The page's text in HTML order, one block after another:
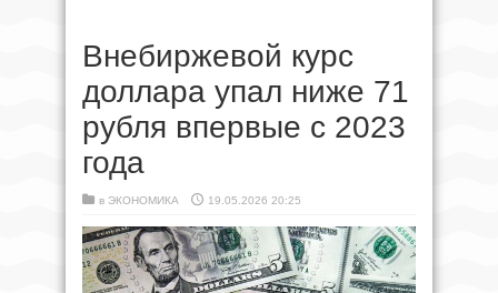
Внебиржевой курс
доллара упал ниже 71
рубля впервые с 2023
года
в ЭКОНОМИКА 19.05.2026 20:25